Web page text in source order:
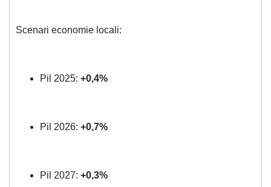
Scenari economie locali:
Pil 2025: +0,4%
Pil 2026: +0,7%
Pil 2027: +0,3%